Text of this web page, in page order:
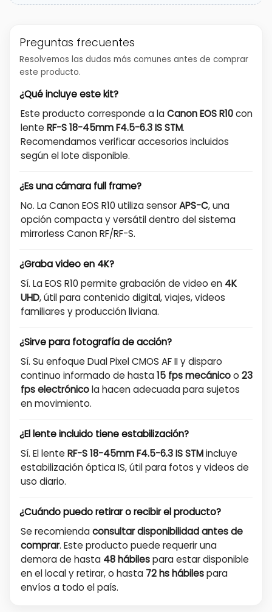
Preguntas frecuentes
Resolvemos las dudas más comunes antes de comprar
este producto.
¿Qué incluye este kit?
Este producto corresponde a laCanon EOS R10con
lente RF-S 18-45mm F4.5-6.3 IS STM.
Recomendamos verificar accesorios incluidos
según el lote disponible.
¿Es una cámara full frame?
No. La Canon EOS R10 utiliza sensorAPS-C, una
opción compacta y versátil dentro del sistema
mirrorless Canon RF/RF-S.
¿Graba video en 4K?
Sí. La EOS R10 permite grabación de video en 4K
UHD, útil para contenido digital, viajes, videos
familiares y producción liviana.
¿Sirve para fotografía de acción?
Sí. Su enfoque Dual Pixel CMOS AF II y disparo
continuo informado de hasta15 fps mecánicoo 23
fps electrónicola hacen adecuada para sujetos
en movimiento.
¿El lente incluido tiene estabilización?
Sí. El lente RF-S 18-45mm F4.5-6.3 IS STMincluye
estabilización óptica IS, útil para fotos y videos de
uso diario.
¿Cuándo puedo retirar o recibir el producto?
Se recomiendaconsultar disponibilidad antes de
comprar. Este producto puede requerir una
demora de hasta 48 hábilespara estar disponible
en el local y retirar, o hasta 72 hs hábilespara
envíos a todo el país.